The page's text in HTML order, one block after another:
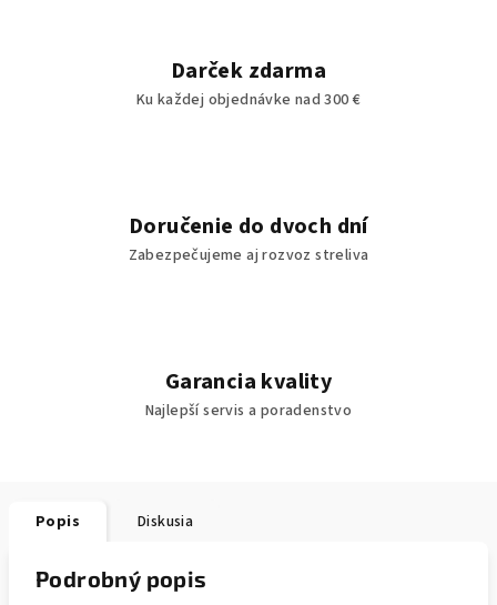
Darček zdarma
Ku každej objednávke nad 300 €
Doručenie do dvoch dní
Zabezpečujeme aj rozvoz streliva
Garancia kvality
Najlepší servis a poradenstvo
Popis Diskusia
Podrobný popis